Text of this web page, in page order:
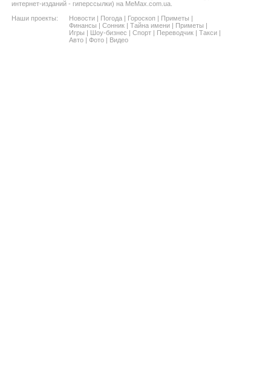
интернет-изданий - гиперссылки) на MeMax.com.ua.
Наши проекты:
Новости Погода Гороскоп Приметы
Финансы
Сонник Тайна имени Приметы
Игры
Шоу-бизнес Спорт Переводчик Такси
Авто
Фото Видео